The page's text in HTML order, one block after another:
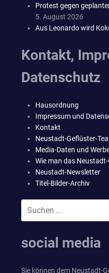
Protest gegen
5. August 2026
Aus Leonardo wird
Kontakt,
Datenschutz
Hausordnung
Impressum und
Kontakt
Neustadt-Geflüster-
Media-Daten und
Wie man das
Neustadt-Newsletter
Titel-Bilder-Archiv
social media
Sie können dem Neustadt-